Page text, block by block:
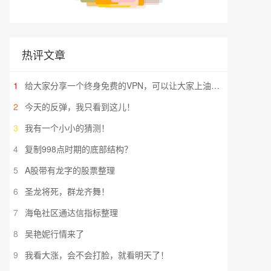
热评文章
1
给大家分享一个终身免费的VPN，可以让大家上油管（YouTube）看视频，去twitter反讽润人
2
今天的反弹，我只看到这儿！
3 我有一个小小的猜测！
4 复制998点时期的底部结构？
5 A股带有龙字的股票整理
6 圣龙将死，群龙齐舞！
7 海龟社区通达信指标整理
8 吴艳妮行情来了
9 我看大涨，会不会打脸，就看明天了！